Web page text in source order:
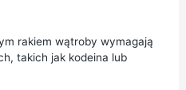
rakiem wątroby wymagają
takich jak kodeina lub